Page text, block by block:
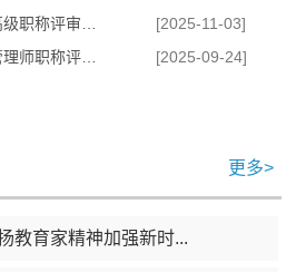
[2025-11-03]
[2025-09-24]
关于推荐申报高级人力资源管理师职称评审材料的公示
更多>
教育家精神加强新时...